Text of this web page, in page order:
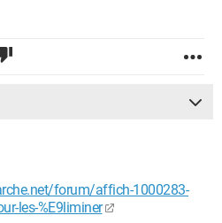
forum/affich-1000283-
les-%E9liminer